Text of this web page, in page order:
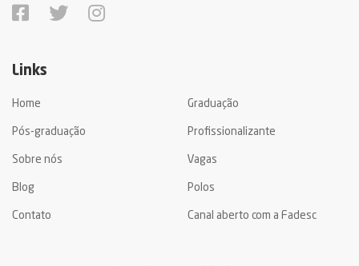
Links
Home Graduação
Pós-graduação Profissionalizante
Sobre nós Vagas
Blog Polos
Contato Canal aberto com a Fadesc